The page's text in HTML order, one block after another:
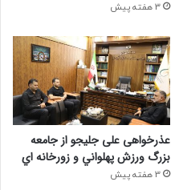
3 هفته پیش
عذرخواهی علی جلیجو از جامعه
بزرگ ورزش پهلواني و زورخانه اي
3 هفته پیش